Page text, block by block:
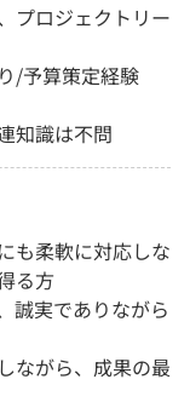
プロジェクトリー
/予算策定経験
知識は不問
も柔軟に対応しな
る方
誠実でありながら
ながら、成果の最